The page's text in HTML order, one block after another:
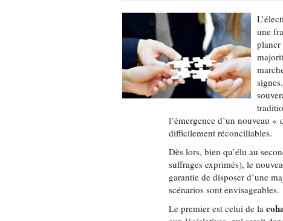
une
l’émergence d’un nouveau
difficilement réconciliables.
Dès lors, bien qu’élu au
suffrages exprimés), le
garantie de disposer d’une
scénarios sont envisageables.
Le premier est celui de la